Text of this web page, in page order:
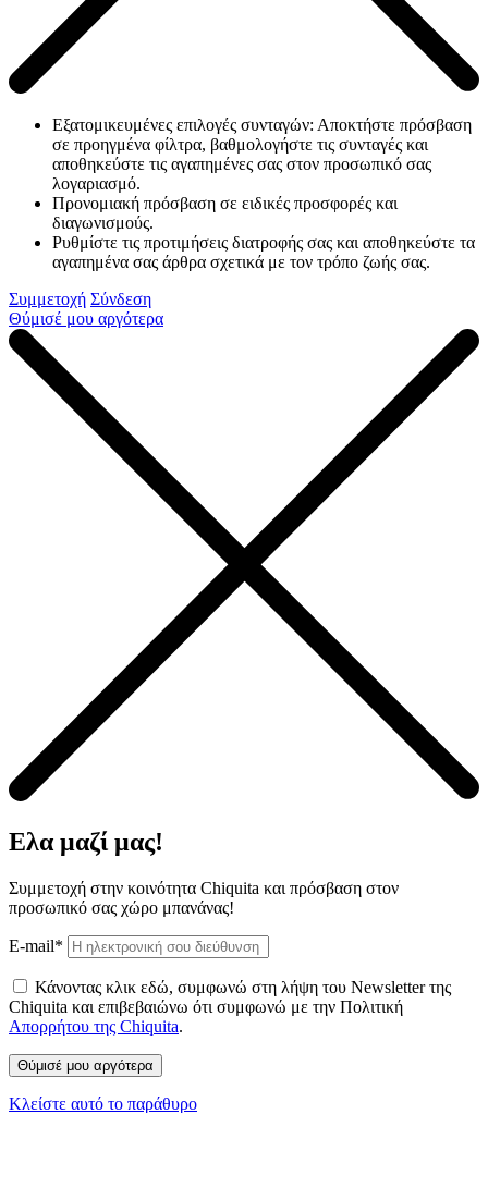
Εξατομικευμένες επιλογές συνταγών: Αποκτήστε πρόσβαση
σε προηγμένα φίλτρα, βαθμολογήστε τις συνταγές και
αποθηκεύστε τις αγαπημένες σας στον προσωπικό σας
λογαριασμό.
Προνομιακή πρόσβαση σε ειδικές προσφορές και
διαγωνισμούς.
Ρυθμίστε τις προτιμήσεις διατροφής σας και αποθηκεύστε τα
αγαπημένα σας άρθρα σχετικά με τον τρόπο ζωής σας.
Συμμετοχή Σύνδεση
Θύμισέ μου αργότερα
Ελα μαζί μας!
Συμμετοχή στην κοινότητα Chiquita και πρόσβαση στον
προσωπικό σας χώρο μπανάνας!
E-mail*
Κάνοντας κλικ εδώ, συμφωνώ στη λήψη του Newsletter της
Chiquita και επιβεβαιώνω ότι συμφωνώ με την Πολιτική
Απορρήτου της Chiquita.
Κλείστε αυτό το παράθυρο